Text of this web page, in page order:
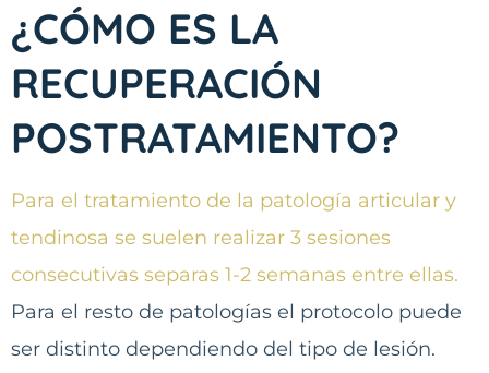
¿CÓMO ES LA
RECUPERACIÓN
POSTRATAMIENTO?
Para el tratamiento de la patología articular y
tendinosa se suelen realizar 3 sesiones
consecutivas separas 1-2 semanas entre ellas.
Para el resto de patologías el protocolo puede
ser distinto dependiendo del tipo de lesión.